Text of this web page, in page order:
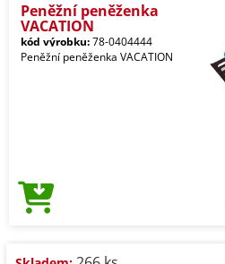
Peněžní peněženka
VACATION
kód výrobku:78-0404444
Peněžní peněženka VACATION